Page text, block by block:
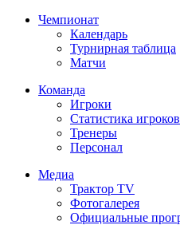
Чемпионат
Календарь
Турнирная таблица
Матчи
Команда
Игроки
Статистика игроков
Тренеры
Персонал
Медиа
Трактор TV
Фотогалерея
Официальные